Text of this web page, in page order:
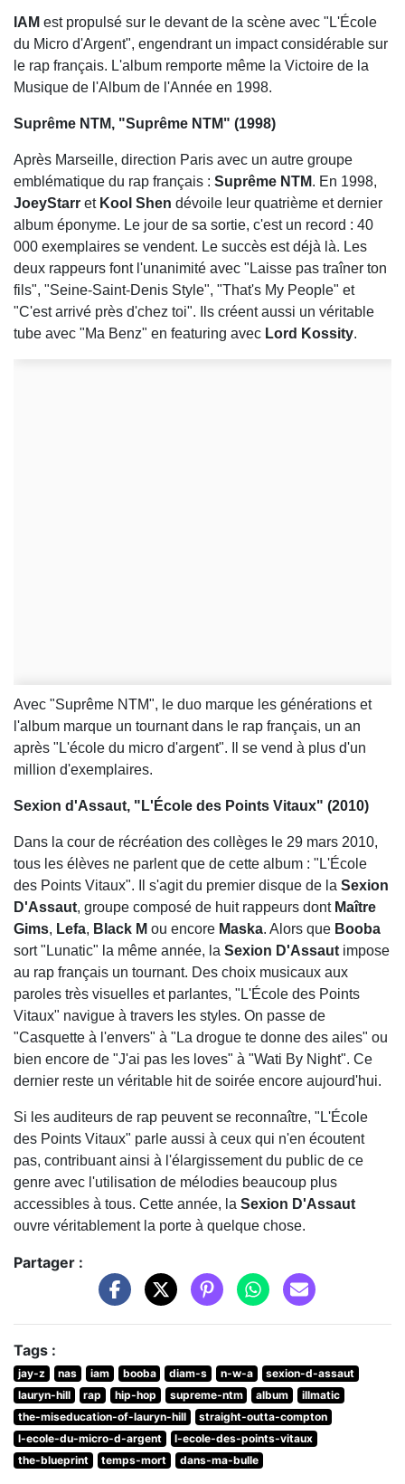
IAM est propulsé sur le devant de la scène avec "L'École
du Micro d'Argent", engendrant un impact considérable sur
le rap français. L'album remporte même la Victoire de la
Musique de l'Album de l'Année en 1998.
Suprême NTM, "Suprême NTM" (1998)
Après Marseille, direction Paris avec un autre groupe
emblématique du rap français : Suprême NTM. En 1998,
JoeyStarr et Kool Shen dévoile leur quatrième et dernier
album éponyme. Le jour de sa sortie, c'est un record : 40
000 exemplaires se vendent. Le succès est déjà là. Les
deux rappeurs font l'unanimité avec "Laisse pas traîner ton
fils", "Seine-Saint-Denis Style", "That's My People" et
"C'est arrivé près d'chez toi". Ils créent aussi un véritable
tube avec "Ma Benz" en featuring avec Lord Kossity.
Avec "Suprême NTM", le duo marque les générations et
l'album marque un tournant dans le rap français, un an
après "L'école du micro d'argent". Il se vend à plus d'un
million d'exemplaires.
Sexion d'Assaut, "L'École des Points Vitaux" (2010)
Dans la cour de récréation des collèges le 29 mars 2010,
tous les élèves ne parlent que de cette album : "L'École
des Points Vitaux". Il s'agit du premier disque de la Sexion
D'Assaut, groupe composé de huit rappeurs dont Maître
Gims, Lefa, Black M ou encore Maska. Alors que Booba
sort "Lunatic" la même année, la Sexion D'Assaut impose
au rap français un tournant. Des choix musicaux aux
paroles très visuelles et parlantes, "L'École des Points
Vitaux" navigue à travers les styles. On passe de
"Casquette à l'envers" à "La drogue te donne des ailes" ou
bien encore de "J'ai pas les loves" à "Wati By Night". Ce
dernier reste un véritable hit de soirée encore aujourd'hui.
Si les auditeurs de rap peuvent se reconnaître, "L'École
des Points Vitaux" parle aussi à ceux qui n'en écoutent
pas, contribuant ainsi à l'élargissement du public de ce
genre avec l'utilisation de mélodies beaucoup plus
accessibles à tous. Cette année, la Sexion D'Assaut
ouvre véritablement la porte à quelque chose.
Partager :
Tags :
jay-z nas iam booba diam-s n-w-a
sexion-d-assaut
lauryn-hill
rap hip-hop supreme-ntm album
illmatic
the-miseducation-of-lauryn-hill
straight-outta-compton
l-ecole-du-micro-d-argent
l-ecole-des-points-vitaux
the-blueprint
temps-mort dans-ma-bulle